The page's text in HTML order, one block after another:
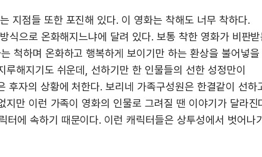
지점들 또한 포진해 있다. 이 영화는 착해도 너무 착하다.
식으로 온화해지느냐에 달려 있다. 보통 착한 영화가 비판받
척하며 온화하고 행복하게 보이기만 하는 환상을 불어넣을
해지기도 쉬운데, 선하기만 한 인물들의 선한 성정만이
후자의 상황에 처한다. 보리네 가족구성원은 한결같이 선하
만 이런 가족이 영화의 인물로 그려질 땐 이야기가 달라진
에 속하기 때문이다. 이런 캐릭터들은 상투성에서 벗어나기